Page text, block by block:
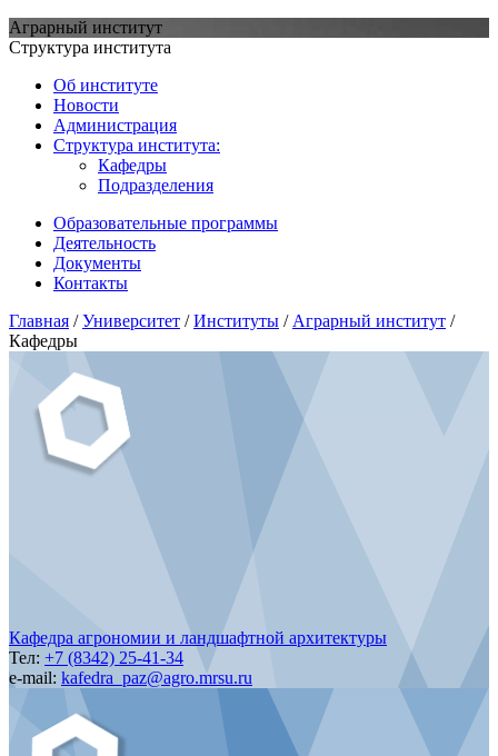
Аграрный институт
Структура института
Об институте
Новости
Администрация
Структура института:
Кафедры
Подразделения
Образовательные программы
Деятельность
Документы
Контакты
Главная /Университет /Институты / Аграрный институт /
Кафедры
Кафедра агрономии и ландшафтной архитектуры
Тел: +7 (8342) 25-41-34
e-mail: kafedra_paz@agro.mrsu.ru